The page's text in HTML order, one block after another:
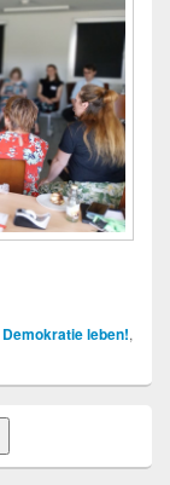
Demokratie leben!,